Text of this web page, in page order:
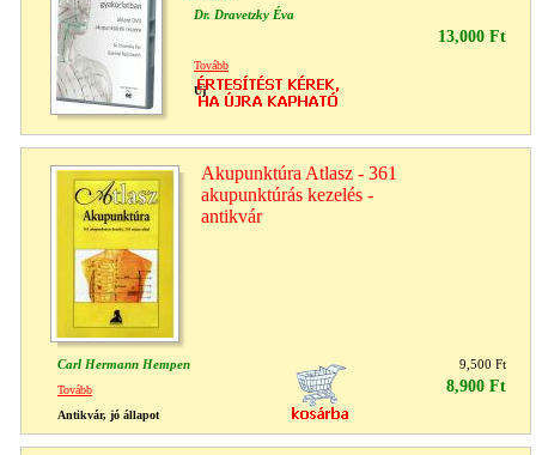
Dr. Dravetzky Éva
13,000 Ft
Tovább
Új
Akupunktúra Atlasz - 361
akupunktúrás kezelés -
antikvár
Carl Hermann Hempen 9,500 Ft
8,900 Ft
Tovább
Antikvár, jó állapot